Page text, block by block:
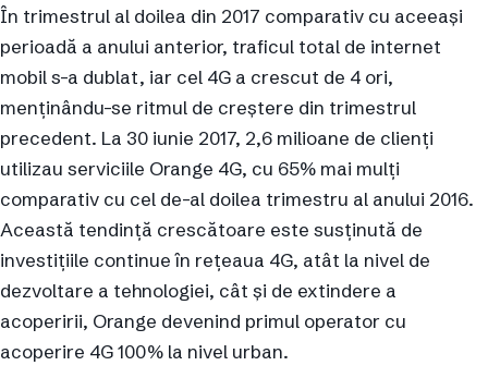
În trimestrul al doilea din 2017 comparativ cu aceeași
perioadă a anului anterior, traficul total de internet
mobil s-a dublat, iar cel 4G a crescut de 4 ori,
menținându-se ritmul de creștere din trimestrul
precedent. La 30 iunie 2017, 2,6 milioane de clienți
utilizau serviciile Orange 4G, cu 65% mai mulți
comparativ cu cel de-al doilea trimestru al anului 2016.
Această tendință crescătoare este susținută de
investițiile continue în rețeaua 4G, atât la nivel de
dezvoltare a tehnologiei, cât și de extindere a
acoperirii, Orange devenind primul operator cu
acoperire 4G 100% la nivel urban.